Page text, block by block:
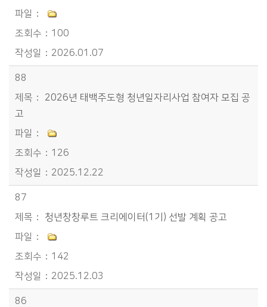
100
2026.01.07
88
2026년 태백주도형 청년일자리사업 참여자 모집 공
고
126
2025.12.22
87
청년창창루트 크리에이터(1기) 선발 계획 공고
142
2025.12.03
86